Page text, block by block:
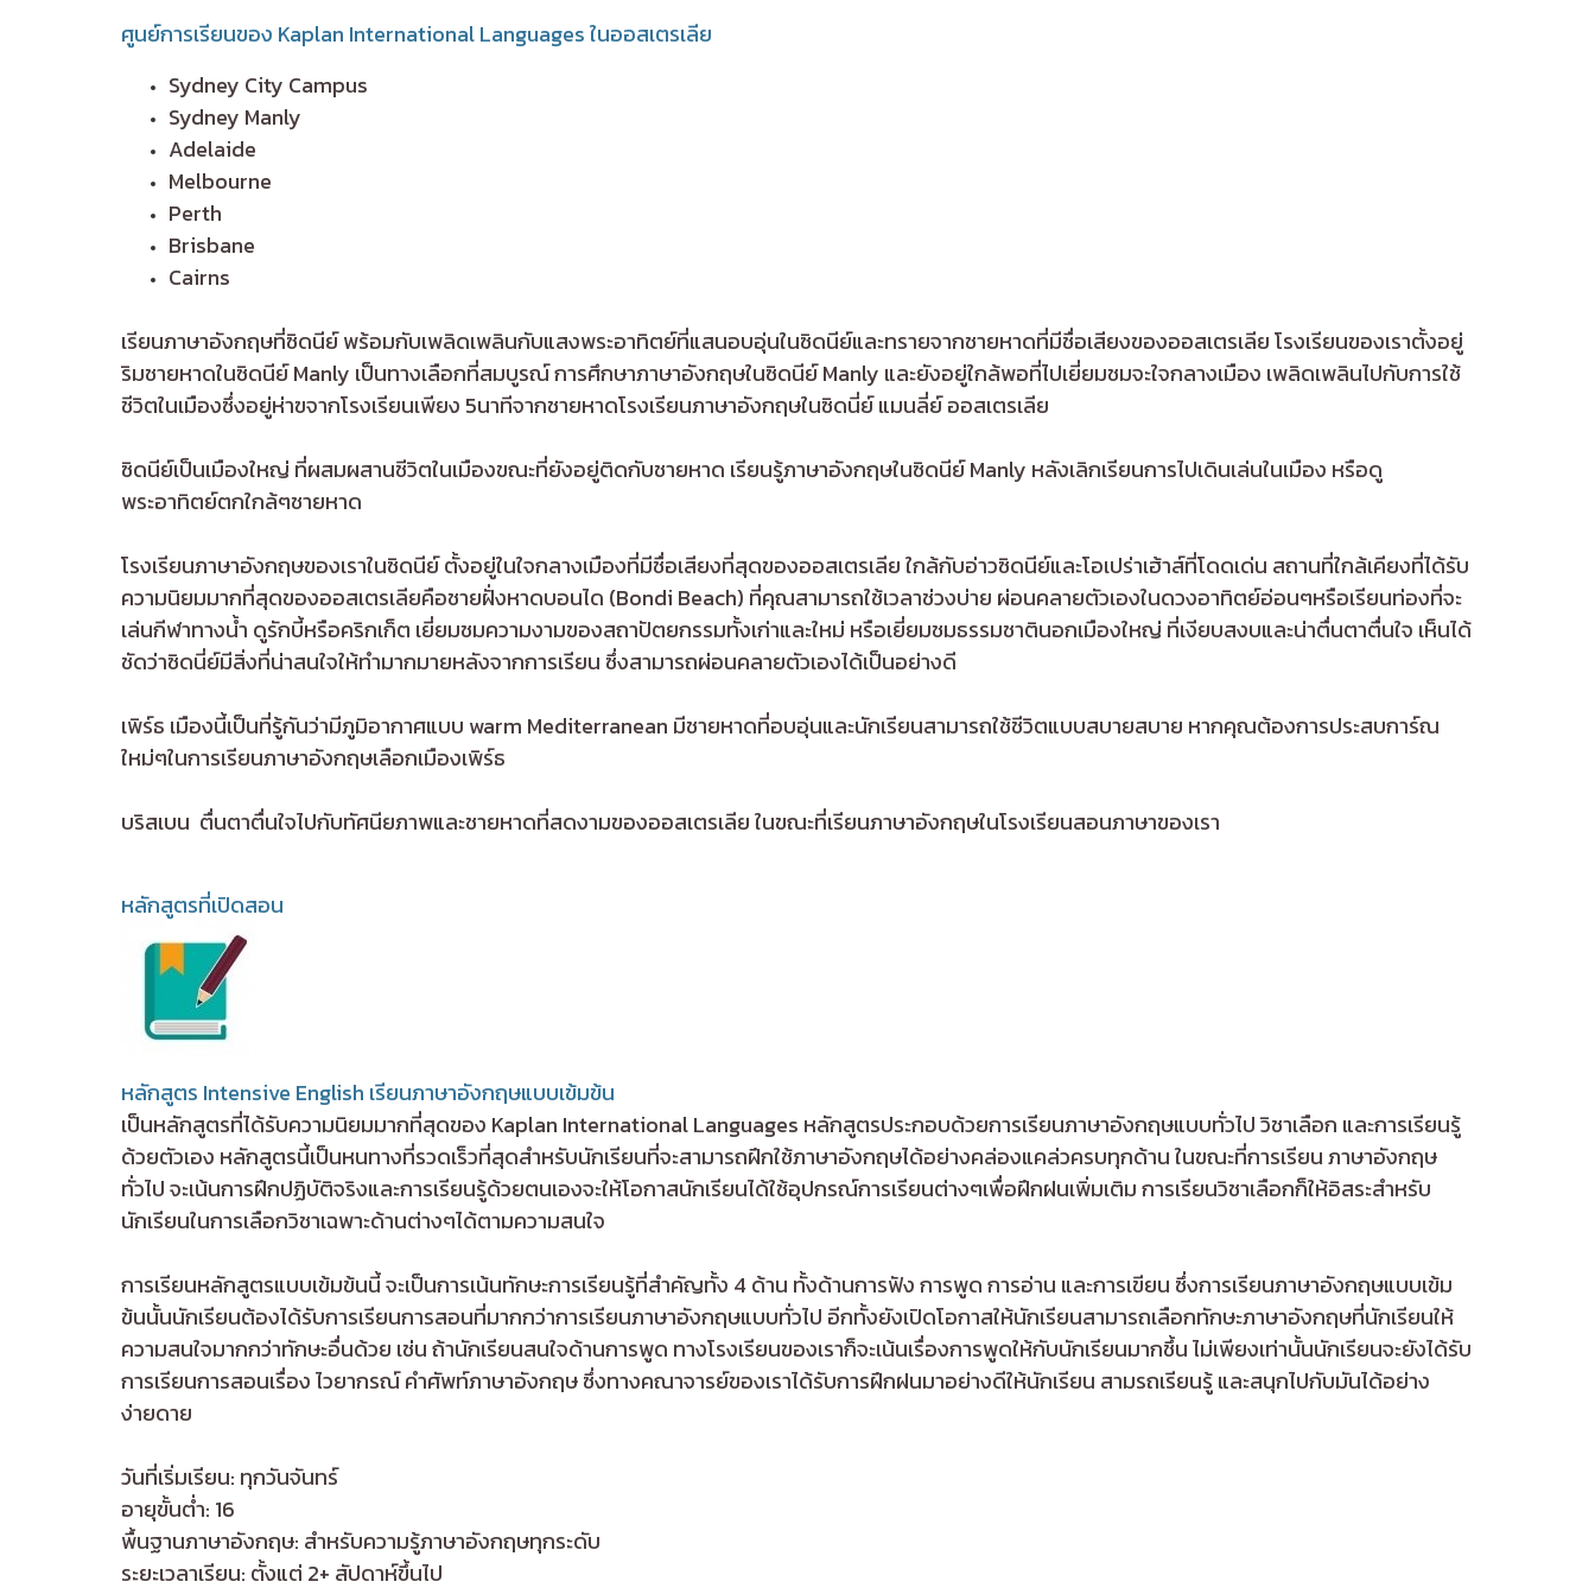
ศูนย์การเรียนของ Kaplan International Languages ในออสเตรเลีย
Sydney City Campus
Sydney Manly
Adelaide
Melbourne
Perth
Brisbane
Cairns
เรียนภาษาอังกฤษที่ซิดนีย์ พร้อมกับเพลิดเพลินกับแสงพระอาทิตย์ที่แสนอบอุ่นในซิดนีย์และทรายจากชายหาดที่มีชื่อเสียงของออสเตรเลีย โรงเรียนของเราตั้งอยู่
ริมชายหาดในซิดนีย์ Manly เป็นทางเลือกที่สมบูรณ์ การศึกษาภาษาอังกฤษในซิดนีย์ Manly และยังอยู่ใกล้พอที่ไปเยี่ยมชมจะใจกลางเมือง เพลิดเพลินไปกับการใช้
ชีวิตในเมืองซึ่งอยู่ห่าฃจากโรงเรียนเพียง 5นาทีจากชายหาดโรงเรียนภาษาอังกฤษในซิดนี่ย์ แมนลี่ย์ ออสเตรเลีย
ซิดนีย์เป็นเมืองใหญ่ ที่ผสมผสานชีวิตในเมืองขณะที่ยังอยู่ติดกับชายหาด เรียนรู้ภาษาอังกฤษในซิดนีย์ Manly หลังเลิกเรียนการไปเดินเล่นในเมือง หรือดู
พระอาทิตย์ตกใกล้ๆชายหาด
โรงเรียนภาษาอังกฤษของเราในซิดนีย์ ตั้งอยู่ในใจกลางเมืองที่มีชื่อเสียงที่สุดของออสเตรเลีย ใกล้กับอ่าวซิดนีย์และโอเปร่าเฮ้าส์ที่โดดเด่น สถานที่ใกล้เคียงที่ได้รับ
ความนิยมมากที่สุดของออสเตรเลียคือชายฝั่งหาดบอนได (Bondi Beach) ที่คุณสามารถใช้เวลาช่วงบ่าย ผ่อนคลายตัวเองในดวงอาทิตย์อ่อนๆหรือเรียนท่องที่จะ
เล่นกีฬาทางน้ำ ดูรักบี้หรือคริกเก็ต เยี่ยมชมความงามของสถาปัตยกรรมทั้งเก่าและใหม่ หรือเยี่ยมชมธรรมชาตินอกเมืองใหญ่ ที่เงียบสงบและน่าตื่นตาตื่นใจ เห็นได้
ชัดว่าซิดนี่ย์มีสิ่งที่น่าสนใจให้ทำมากมายหลังจากการเรียน ซึ่งสามารถผ่อนคลายตัวเองได้เป็นอย่างดี
เพิร์ธ เมืองนี้เป็นที่รู้กันว่ามีภูมิอากาศแบบ warm Mediterranean มีชายหาดที่อบอุ่นและนักเรียนสามารถใช้ชีวิตแบบสบายสบาย หากคุณต้องการประสบการ์ณ
ใหม่ๆในการเรียนภาษาอังกฤษเลือกเมืองเพิร์ธ
บริสเบน ตื่นตาตื่นใจไปกับทัศนียภาพและชายหาดที่สดงามของออสเตรเลีย ในขณะที่เรียนภาษาอังกฤษในโรงเรียนสอนภาษาของเรา
หลักสูตรที่เปิดสอน
หลักสูตร Intensive English เรียนภาษาอังกฤษแบบเข้มข้น
เป็นหลักสูตรที่ได้รับความนิยมมากที่สุดของ Kaplan International Languages หลักสูตรประกอบด้วยการเรียนภาษาอังกฤษแบบทั่วไป วิชาเลือก และการเรียนรู้
ด้วยตัวเอง หลักสูตรนี้เป็นหนทางที่รวดเร็วที่สุดสำหรับนักเรียนที่จะสามารถฝึกใช้ภาษาอังกฤษได้อย่างคล่องแคล่วครบทุกด้าน ในขณะที่การเรียน ภาษาอังกฤษ
ทั่วไป จะเน้นการฝึกปฏิบัติจริงและการเรียนรู้ด้วยตนเองจะให้โอกาสนักเรียนได้ใช้อุปกรณ์การเรียนต่างๆเพื่อฝึกฝนเพิ่มเติม การเรียนวิชาเลือกก็ให้อิสระสำหรับ
นักเรียนในการเลือกวิชาเฉพาะด้านต่างๆได้ตามความสนใจ
การเรียนหลักสูตรแบบเข้มข้นนี้ จะเป็นการเน้นทักษะการเรียนรู้ที่สำคัญทั้ง 4 ด้าน ทั้งด้านการฟัง การพูด การอ่าน และการเขียน ซึ่งการเรียนภาษาอังกฤษแบบเข้ม
ข้นนั้นนักเรียนต้องได้รับการเรียนการสอนที่มากกว่าการเรียนภาษาอังกฤษแบบทั่วไป อีกทั้งยังเปิดโอกาสให้นักเรียนสามารถเลือกทักษะภาษาอังกฤษที่นักเรียนให้
ความสนใจมากกว่าทักษะอื่นด้วย เช่น ถ้านักเรียนสนใจด้านการพูด ทางโรงเรียนของเราก็จะเน้นเรื่องการพูดให้กับนักเรียนมากชึ้น ไม่เพียงเท่านั้นนักเรียนจะยังได้รับ
การเรียนการสอนเรื่อง ไวยากรณ์ คำศัพท์ภาษาอังกฤษ ซึ่งทางคณาจารย์ของเราได้รับการฝึกฝนมาอย่างดีให้นักเรียน สามรถเรียนรู้ และสนุกไปกับมันได้อย่าง
ง่ายดาย
วันที่เริ่มเรียน: ทุกวันจันทร์
อายุขั้นต่ำ: 16
พื้นฐานภาษาอังกฤษ: สำหรับความรู้ภาษาอังกฤษทุกระดับ
ระยะเวลาเรียน: ตั้งแต่ 2+ สัปดาห์ขึ้นไป